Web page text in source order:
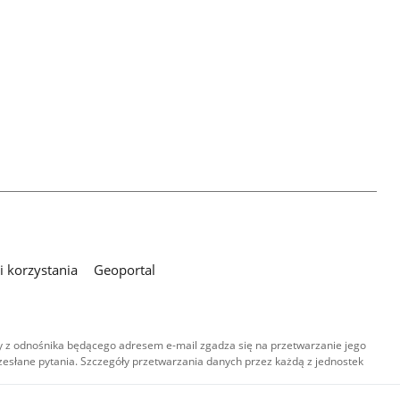
korzystania Geoportal
odnośnika będącego adresem e-mail zgadza się na przetwarzanie jego
pytania. Szczegóły przetwarzania danych przez każdą z jednostek